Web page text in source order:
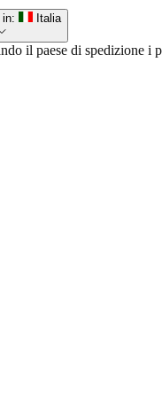
in: Italia
il paese di spedizione i